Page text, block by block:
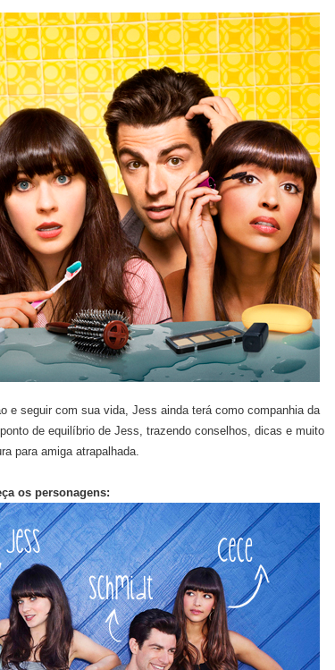
e seguir com sua vida, Jess ainda terá como companhia da
de equilíbrio de Jess, trazendo conselhos, dicas e muito
para amiga atrapalhada.
os personagens: